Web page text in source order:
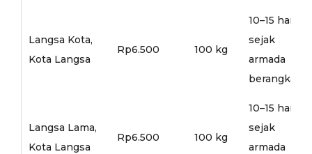
Langsa Kota,
Kota Langsa
Rp6.500 100 kg
10–15 hari
sejak
armada
berangkat
Langsa Lama,
Kota Langsa
Rp6.500 100 kg
10–15 hari
sejak
armada